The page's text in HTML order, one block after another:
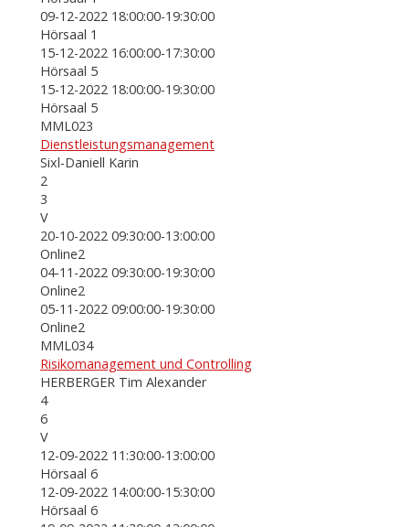
09-12-2022 18:00:00-19:30:00
Hörsaal 1
15-12-2022 16:00:00-17:30:00
Hörsaal 5
15-12-2022 18:00:00-19:30:00
Hörsaal 5
MML023
Dienstleistungsmanagement
Sixl-Daniell Karin
2
3
V
20-10-2022 09:30:00-13:00:00
Online2
04-11-2022 09:30:00-19:30:00
Online2
05-11-2022 09:00:00-19:30:00
Online2
MML034
Risikomanagement und Controlling
HERBERGER Tim Alexander
4
6
V
12-09-2022 11:30:00-13:00:00
Hörsaal 6
12-09-2022 14:00:00-15:30:00
Hörsaal 6